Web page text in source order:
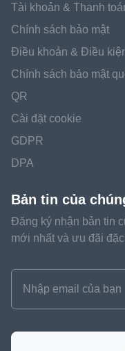
Tài khoản & Thanh
Chính sách bảo mật
Điều khoản & Điều
Chính sách bảo mật
QR
Cài đặt cookie
GDPR
DPA
Bản tin của
Đăng ký nhận bản tin
mới nhất và ưu đãi